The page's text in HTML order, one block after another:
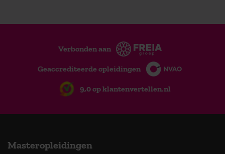
Verbonden aan
Geaccrediteerde opleidingen
9,0 op klantenvertellen.nl
Masteropleidingen